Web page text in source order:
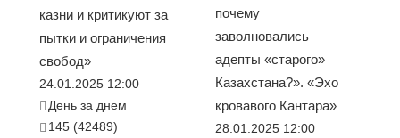
казни и критикуют за
пытки и ограничения
свобод»
24.01.2025 12:00
День за днем
145 (42489)
почему
заволновались
адепты «старого»
Казахстана?». «Эхо
кровавого Кантара»
28.01.2025 12:00